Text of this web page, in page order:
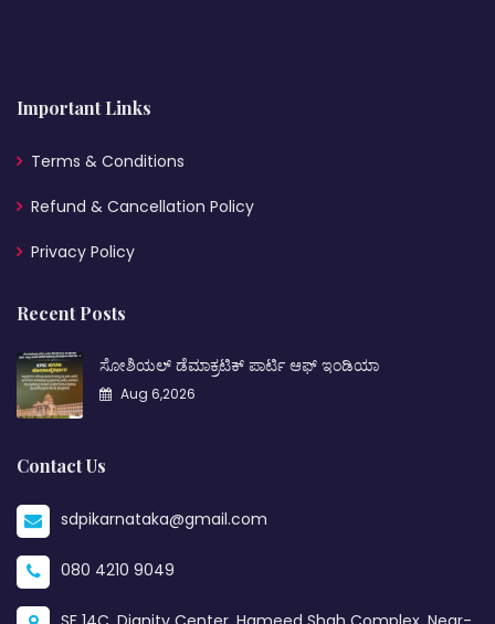
Important Links
Terms & Conditions
Refund & Cancellation Policy
Privacy Policy
Recent Posts
ಸೋಶಿಯಲ್ ಡೆಮಾಕ್ರಟಿಕ್ ಪಾರ್ಟಿ ಆಫ್ ಇಂಡಿಯಾ
Aug 6,2026
Contact Us
sdpikarnataka@gmail.com
080 4210 9049